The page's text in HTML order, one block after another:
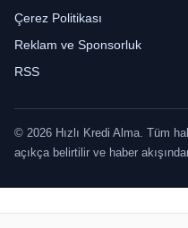
Çerez Politikası
Reklam ve Sponsorluk
RSS
© 2026 Hızlı Kredi Alma. Tüm
açıkça belirtilir ve haber